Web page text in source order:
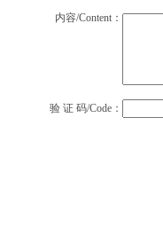
内容/Content：
验 证 码/Code：